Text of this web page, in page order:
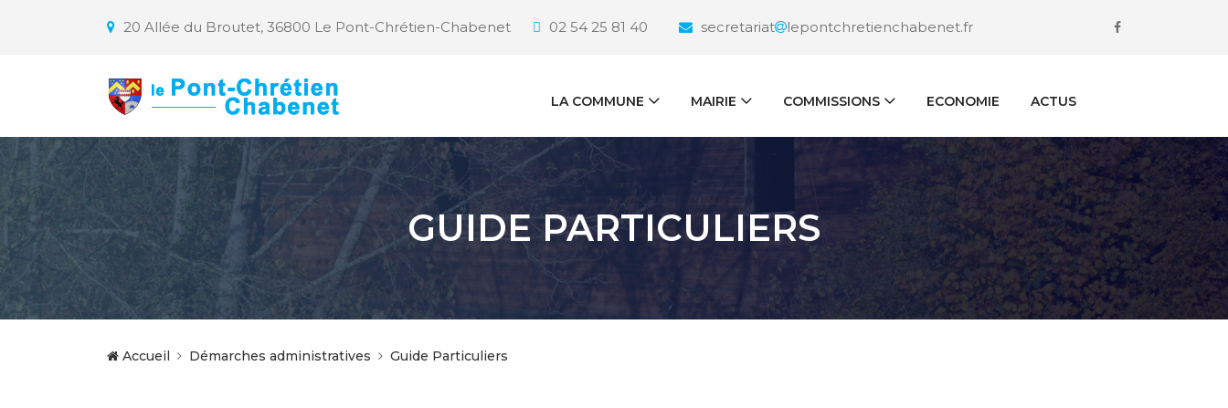
20 Allée du Broutet, 36800 Le Pont-Chrétien-Chabenet 02 54 25 81 40 secretariat lepontchretienchabenet.fr
LA COMMUNE MAIRIE COMMISSIONS ECONOMIE ACTUS
GUIDE PARTICULIERS
Accueil Démarches administratives Guide Particuliers